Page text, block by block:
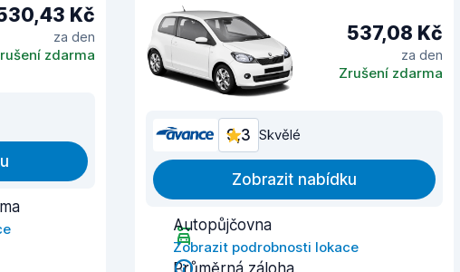
Kč
za den
zdarma
537,08 Kč
za den
Zrušení zdarma
9,3 Skvělé
Zobrazit nabídku
Autopůjčovna
Zobrazit podrobnosti lokace
Průměrná záloha